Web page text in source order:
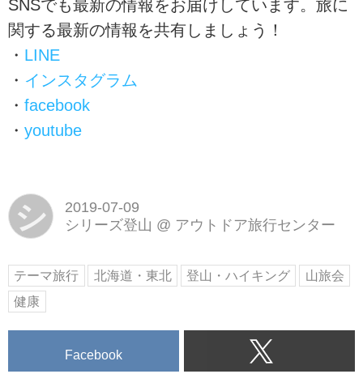
SNSでも最新の情報をお届けしています。旅に
関する最新の情報を共有しましょう！
・ LINE
・ インスタグラム
・ facebook
・ youtube
シ
2019-07-09
シリーズ登山 @ アウトドア旅行センター
テーマ旅行 北海道・東北 登山・ハイキング
山旅会
健康
Facebook